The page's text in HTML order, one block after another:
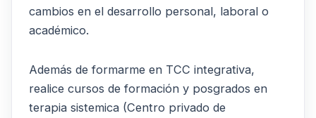
cambios en el desarrollo personal, laboral o
académico.
Además de formarme en TCC integrativa,
realice cursos de formación y posgrados en
terapia sistemica (Centro privado de